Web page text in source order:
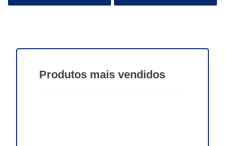
Produtos mais vendidos